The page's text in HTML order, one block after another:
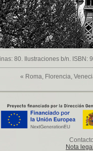
80. Ilustraciones b/n. ISBN:
« Roma, Florencia,
Nota